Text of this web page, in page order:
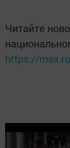
Читайте
https://